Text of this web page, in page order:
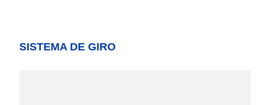
SISTEMA DE GIRO